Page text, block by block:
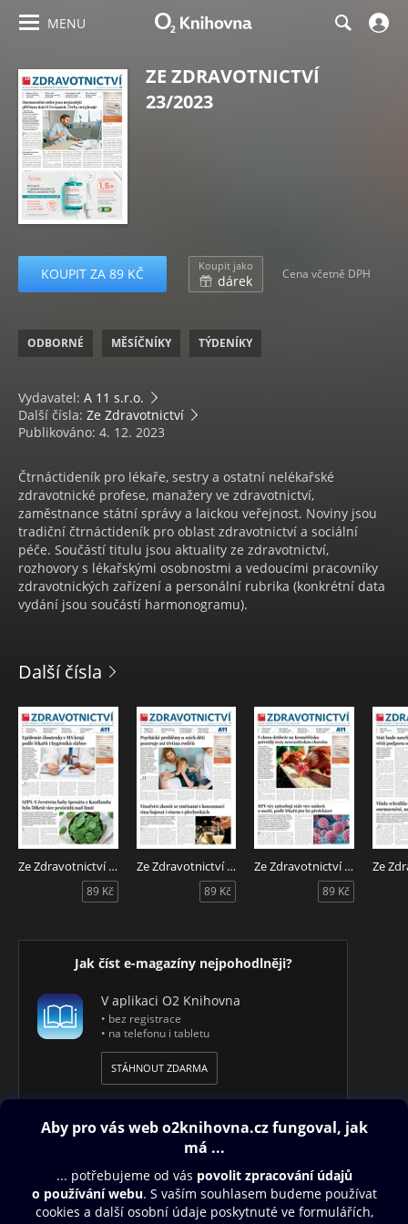
MENU
ZE ZDRAVOTNICTVÍ
23/2023
KOUPIT ZA 89 KČ Koupit jako
dárek Cena včetně DPH
ODBORNÉ MĚSÍČNÍKY TÝDENÍKY
Vydavatel: A 11 s.r.o.
Další čísla: Ze Zdravotnictví
Publikováno: 4. 12. 2023
Čtrnáctideník pro lékaře, sestry a ostatní nelékařské
zdravotnické profese, manažery ve zdravotnictví,
zaměstnance státní správy a laickou veřejnost. Noviny jsou
tradiční čtrnáctideník pro oblast zdravotnictví a sociální
péče. Součástí titulu jsou aktuality ze zdravotnictví,
rozhovory s lékařskými osobnostmi a vedoucími pracovníky
zdravotnických zařízení a personální rubrika (konkrétní data
vydání jsou součástí harmonogramu).
Další čísla
Ze Zdravotnictví 7/2026
89 Kč
Ze Zdravotnictví 6/2026
89 Kč
Ze Zdravotnictví 5/2026
89 Kč
Jak číst e-magazíny nejpohodlněji?
V aplikaci O2 Knihovna
• bez registrace
• na telefonu i tabletu
STÁHNOUT ZDARMA
Obsah ke stažení
Moje O2 Knihovna